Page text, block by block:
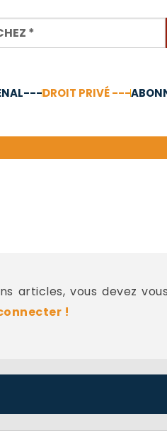
DROIT PRIVÉ ---
articles, vous devez
!